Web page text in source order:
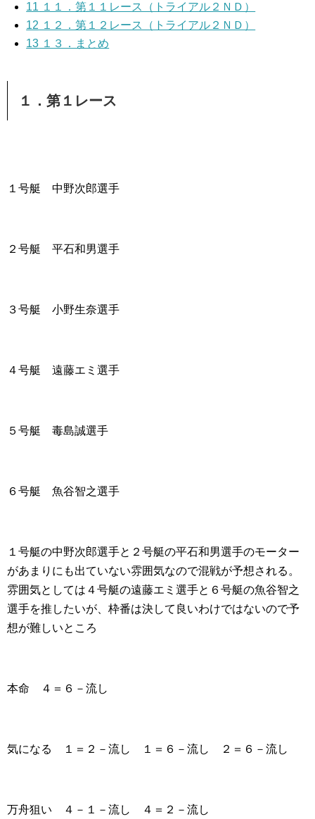
11 １１．第１１レース（トライアル２ＮＤ）
12 １２．第１２レース（トライアル２ＮＤ）
13 １３．まとめ
１．第１レース
１号艇 中野次郎選手
２号艇 平石和男選手
３号艇 小野生奈選手
４号艇 遠藤エミ選手
５号艇 毒島誠選手
６号艇 魚谷智之選手
１号艇の中野次郎選手と２号艇の平石和男選手のモーター
があまりにも出ていない雰囲気なので混戦が予想される。
雰囲気としては４号艇の遠藤エミ選手と６号艇の魚谷智之
選手を推したいが、枠番は決して良いわけではないので予
想が難しいところ
本命 ４＝６－流し
気になる １＝２－流し １＝６－流し ２＝６－流し
万舟狙い ４－１－流し ４＝２－流し